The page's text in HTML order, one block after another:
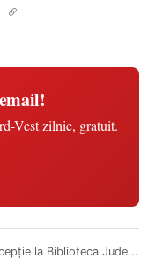
Vest zilnic, gratuit.
la Biblioteca Jude...